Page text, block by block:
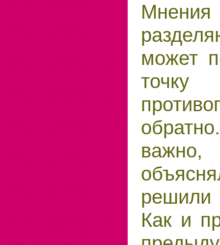
может
Как и